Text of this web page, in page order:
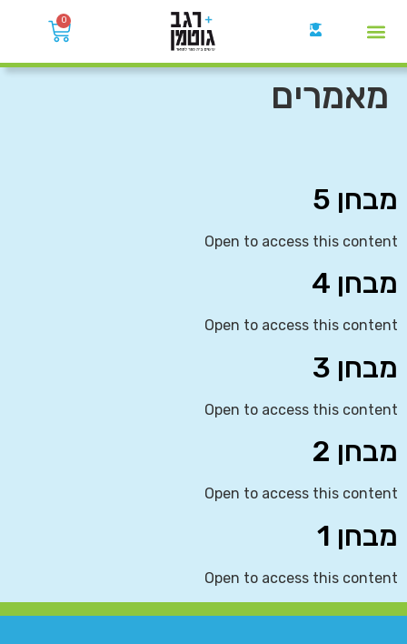
0
מאמרים
מבחן 5
Open to access this content
מבחן 4
Open to access this content
מבחן 3
Open to access this content
מבחן 2
Open to access this content
מבחן 1
Open to access this content